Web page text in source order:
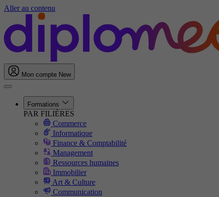
Aller au contenu
Mon compte New
Formations
PAR FILIÈRES
Commerce
Informatique
Finance & Comptabilité
Management
Ressources humaines
Immobilier
Art & Culture
Communication